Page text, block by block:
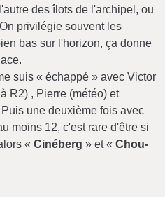
des îlots de l'archipel, ou
privilégie souvent les
bas sur l'horizon, ça donne
« échappé » avec Victor
R2) , Pierre (météo) et
une deuxième fois avec
moins 12, c'est rare d'être si
« Cinéberg » et « Chou-